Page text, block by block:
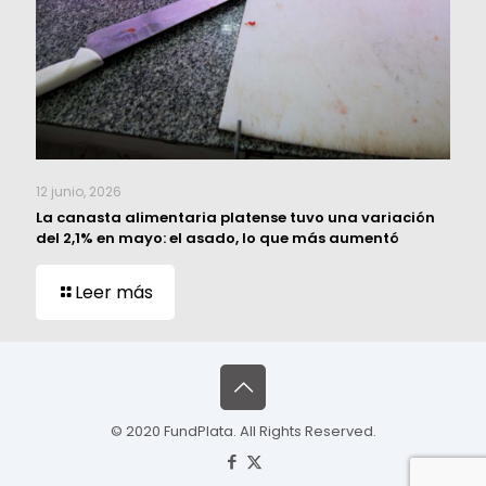
12 junio, 2026
La canasta alimentaria platense tuvo una variación
del 2,1% en mayo: el asado, lo que más aumentó
Leer más
© 2020 FundPlata. All Rights Reserved.